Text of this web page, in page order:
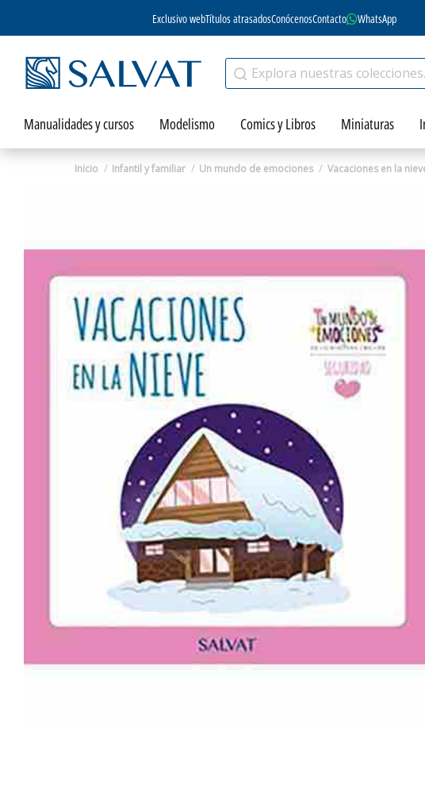
Exclusivo webTítulos atrasadosConócenosContacto WhatsApp
Manualidades y cursos Modelismo Comics y Libros Miniaturas
Inicio Infantil y familiar Un mundo de emociones Vacaciones en la